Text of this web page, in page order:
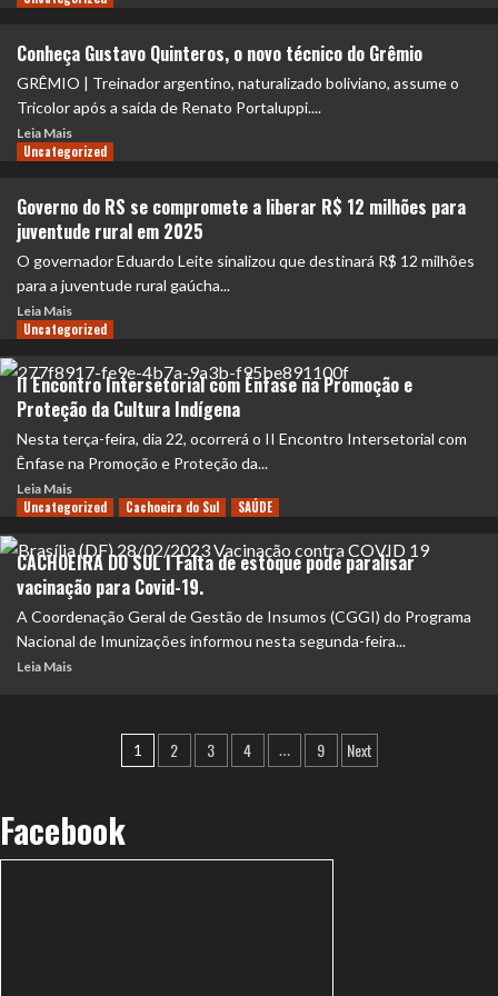
Conheça Gustavo Quinteros, o novo técnico do Grêmio
GRÊMIO | Treinador argentino, naturalizado boliviano, assume o
Tricolor após a saída de Renato Portaluppi....
Leia Mais
Uncategorized
Governo do RS se compromete a liberar R$ 12 milhões para
juventude rural em 2025
O governador Eduardo Leite sinalizou que destinará R$ 12 milhões
para a juventude rural gaúcha...
Leia Mais
Uncategorized
II Encontro Intersetorial com Ênfase na Promoção e
Proteção da Cultura Indígena
Nesta terça-feira, dia 22, ocorrerá o II Encontro Intersetorial com
Ênfase na Promoção e Proteção da...
Leia Mais
Uncategorized Cachoeira do Sul SAÚDE
CACHOEIRA DO SUL I Falta de estoque pode paralisar
vacinação para Covid-19.
A Coordenação Geral de Gestão de Insumos (CGGI) do Programa
Nacional de Imunizações informou nesta segunda-feira...
Leia Mais
1 2 3 4 … 9 Next
Facebook